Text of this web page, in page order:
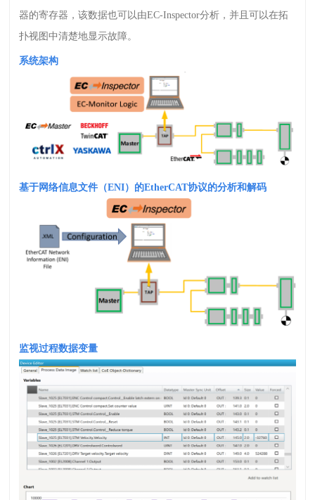
器的寄存器，该数据也可以由EC-Inspector分析，并且可以在拓
扑视图中清楚地显示故障。
系统架构
基于网络信息文件（ENI）的EtherCAT协议的分析和解码
监视过程数据变量